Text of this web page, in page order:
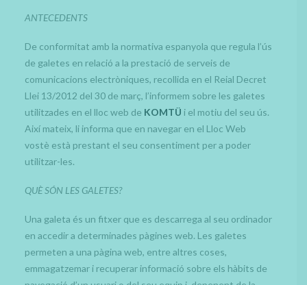
CATALÀ
ESPAÑOL
ANTECEDENTS
De conformitat amb la normativa espanyola que regula l’ús
de galetes en relació a la prestació de serveis de
comunicacions electròniques, recollida en el Reial Decret
Llei 13/2012 del 30 de març, l’informem sobre les galetes
utilitzades en el lloc web de KOMTÜ i el motiu del seu ús.
Així mateix, li informa que en navegar en el Lloc Web
vostè està prestant el seu consentiment per a poder
utilitzar-les.
QUÈ SÓN LES GALETES?
Una galeta és un fitxer que es descarrega al seu ordinador
en accedir a determinades pàgines web. Les galetes
permeten a una pàgina web, entre altres coses,
emmagatzemar i recuperar informació sobre els hàbits de